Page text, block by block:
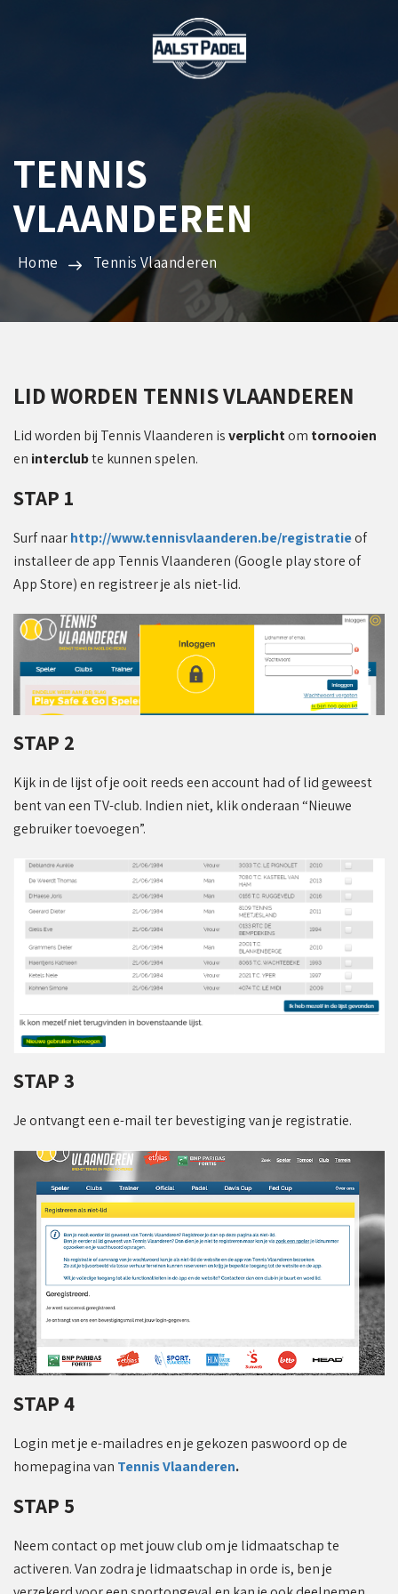
TENNIS
VLAANDEREN
Home Tennis Vlaanderen
LID WORDEN TENNIS VLAANDEREN
Lid worden bij Tennis Vlaanderen isverplichtom tornooien
en interclubte kunnen spelen.
STAP 1
Surf naarhttp://www.tennisvlaanderen.be/registratieof
installeer de app Tennis Vlaanderen (Google play store of
App Store) en registreer je als niet-lid.
STAP 2
Kijk in de lijst of je ooit reeds een account had of lid geweest
bent van een TV-club. Indien niet, klik onderaan “Nieuwe
gebruiker toevoegen”.
STAP 3
Je ontvangt een e-mail ter bevestiging van je registratie.
STAP 4
Login met je e-mailadres en je gekozen paswoord op de
homepagina van TennisVlaanderen.
STAP 5
Neem contact op met jouw club om je lidmaatschap te
activeren. Van zodra je lidmaatschap in orde is, ben je